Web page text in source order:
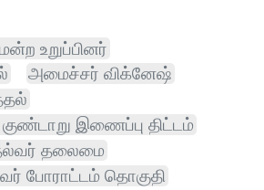
உறுப்பினர்
அமைச்சர் விக்னேஷ்
குண்டாறு இணைப்பு திட்டம்
தலைமை
போராட்டம் தொகுதி